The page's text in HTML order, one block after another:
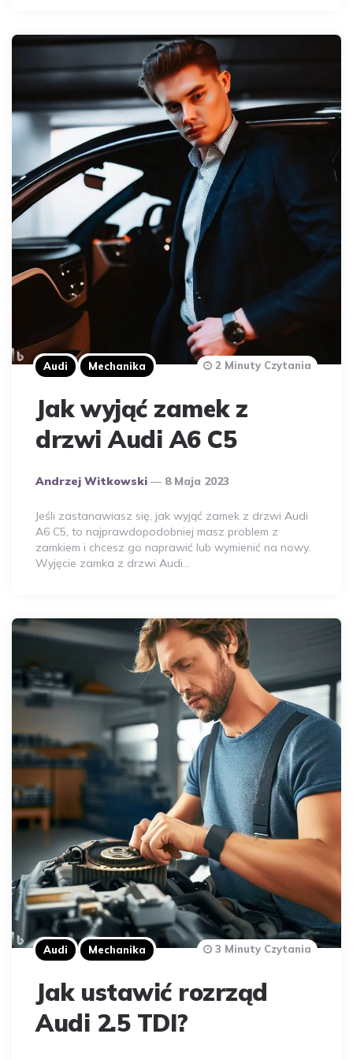
Audi Mechanika
Jak wyjąć zamek z
drzwi Audi A6 C5
Opublikowany
Andrzej Witkowski 8 Maja 2023
2 Minuty Czytania
Jeśli zastanawiasz się, jak wyjąć zamek z drzwi Audi
A6 C5, to najprawdopodobniej masz problem z
zamkiem i chcesz go naprawić lub wymienić na nowy.
Wyjęcie zamka z drzwi Audi…
Audi Mechanika
Jak ustawić rozrząd
Audi 2.5 TDI?
3 Minuty Czytania